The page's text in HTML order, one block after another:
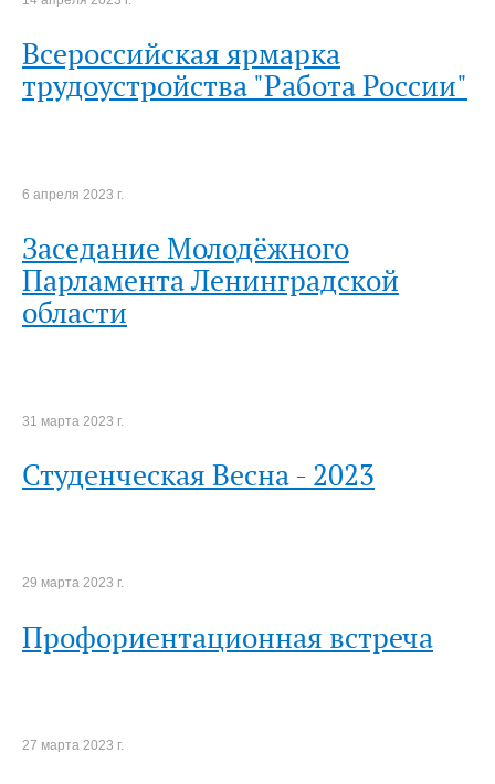
Всероссийская ярмарка
трудоустройства "Работа России"
6 апреля 2023 г.
Заседание Молодёжного
Парламента Ленинградской
области
31 марта 2023 г.
Студенческая Весна - 2023
29 марта 2023 г.
Профориентационная встреча
27 марта 2023 г.